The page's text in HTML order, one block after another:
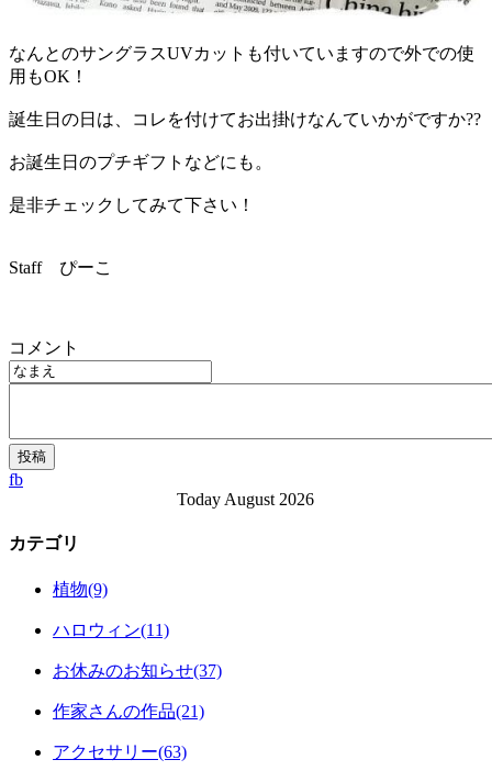
なんとのサングラスUVカットも付いていますので外での使
用もOK！
誕生日の日は、コレを付けてお出掛けなんていかがですか??
お誕生日のプチギフトなどにも。
是非チェックしてみて下さい！
Staff ぴーこ
コメント
fb
Today August 2026
カテゴリ
植物(9)
ハロウィン(11)
お休みのお知らせ(37)
作家さんの作品(21)
アクセサリー(63)